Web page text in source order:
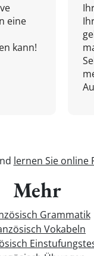
eine
kann!
lernen Sie online
Mehr
Grammatik
Vokabeln